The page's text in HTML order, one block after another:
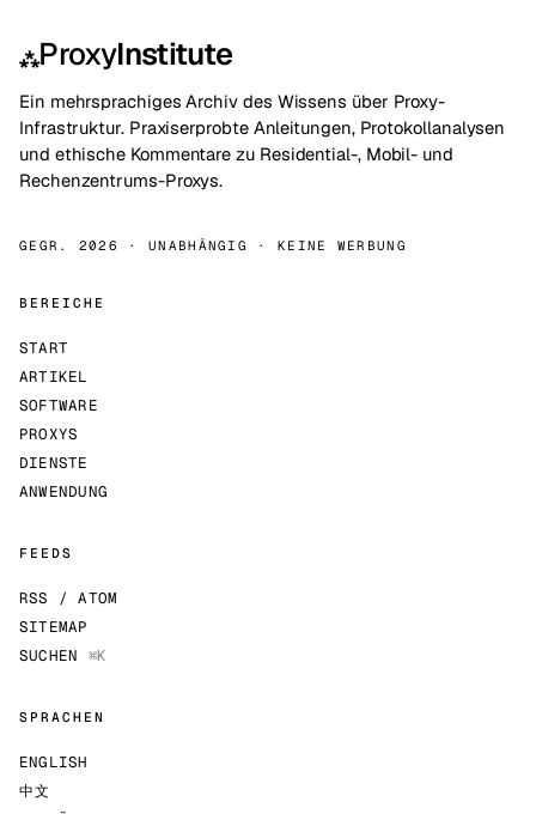
⁂ProxyInstitute
Ein mehrsprachiges Archiv des Wissens über Proxy-
Infrastruktur. Praxiserprobte Anleitungen, Protokollanalysen
und ethische Kommentare zu Residential-, Mobil- und
Rechenzentrums-Proxys.
GEGR. 2026 · UNABHÄNGIG · KEINE WERBUNG
BEREICHE
START
ARTIKEL
SOFTWARE
PROXYS
DIENSTE
ANWENDUNG
FEEDS
RSS / ATOM
SITEMAP
SUCHEN ⌘K
SPRACHEN
ENGLISH
中文